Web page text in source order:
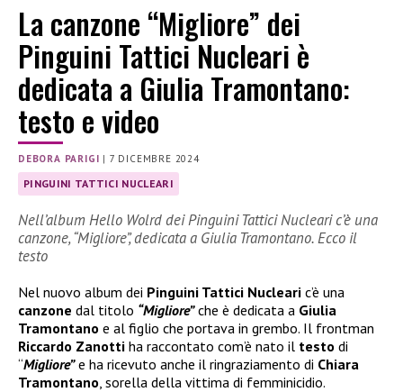
La canzone “Migliore” dei
Pinguini Tattici Nucleari è
dedicata a Giulia Tramontano:
testo e video
DEBORA PARIGI | 7 DICEMBRE 2024
PINGUINI TATTICI NUCLEARI
Nell’album Hello Wolrd dei Pinguini Tattici Nucleari c’è una
canzone, “Migliore”, dedicata a Giulia Tramontano. Ecco il
testo
Nel nuovo album dei Pinguini Tattici Nucleari c’è una
canzone dal titolo “Migliore”che è dedicata a Giulia
Tramontano e al figlio che portava in grembo. Il frontman
Riccardo Zanotti ha raccontato com’è nato il testo di
“Migliore”e ha ricevuto anche il ringraziamento di Chiara
Tramontano , sorella della vittima di femminicidio.